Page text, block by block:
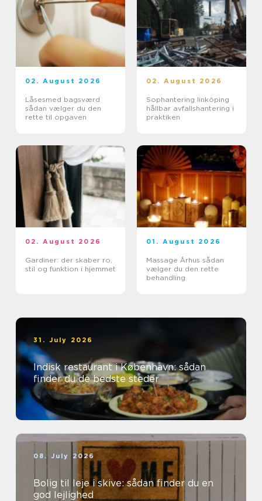
02. August 2026
Låsesmed bagsværd
sådan vælger du den
rette til opgaven
02. August 2026
Sophantering linköping
hållbar avfallshantering i
praktiken
02. August 2026
Gardiner: der skaber ro,
stil og funktion i hjemmet
01. August 2026
Massage Århus sådan
vælger du den rette
behandling
31. July 2026
Indisk restaurant i København: sådan
finder du de bedste steder
08. July 2026
Bolig til leje i skive: sådan finder du en
god lejlighed